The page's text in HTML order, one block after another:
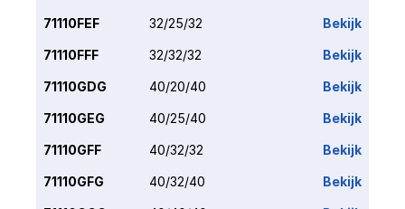
71110FEF 32/25/32 Bekijk
71110FFF 32/32/32 Bekijk
71110GDG 40/20/40 Bekijk
71110GEG 40/25/40 Bekijk
71110GFF 40/32/32 Bekijk
71110GFG 40/32/40 Bekijk